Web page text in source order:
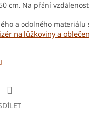
cm. Na přání
a odolného materiálu
na lůžkoviny a